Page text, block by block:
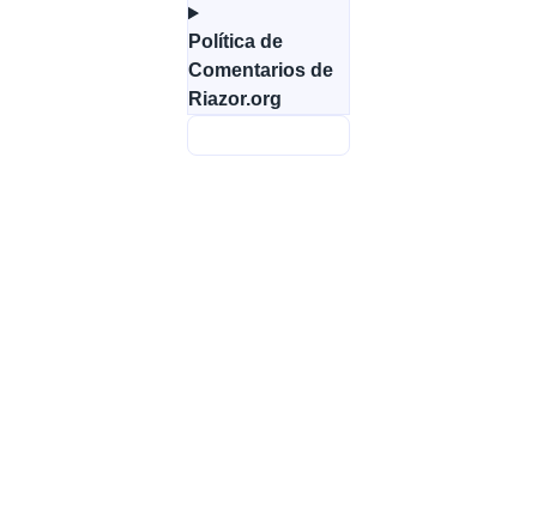
Política de
Comentarios de
Riazor.org